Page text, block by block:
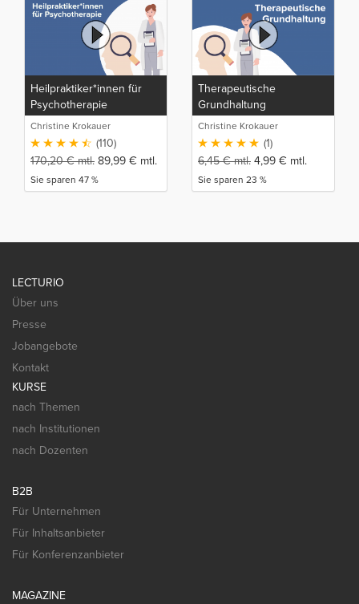
Heilpraktiker*innen für
Psychotherapie
Christine Krokauer
(110)
170,20€mtl. 89,99 € mtl.
Sie sparen 47 %
Therapeutische
Grundhaltung
Christine Krokauer
(1)
6,45€mtl. 4,99 € mtl.
Sie sparen 23 %
LECTURIO
Über uns
Presse
Jobangebote
Kontakt
KURSE
nach Themen
nach Institutionen
nach Dozenten
B2B
Für Unternehmen
Für Inhaltsanbieter
Für Konferenzanbieter
MAGAZINE